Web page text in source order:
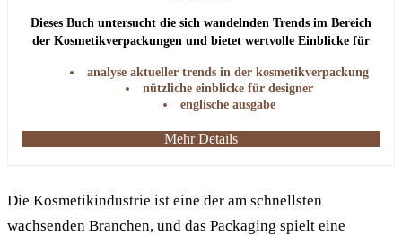
Dieses Buch untersucht die sich wandelnden Trends im Bereich
der Kosmetikverpackungen und bietet wertvolle Einblicke für
analyse aktueller trends in der kosmetikverpackung
nützliche einblicke für designer
englische ausgabe
Mehr Details
Die Kosmetikindustrie ist eine der am schnellsten
wachsenden Branchen, und das Packaging spielt eine